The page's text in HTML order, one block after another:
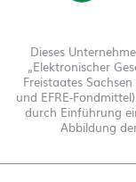
Dieses
„Elektronischer
Freistaates
und EFRE-
durch Einführung
Abbildung